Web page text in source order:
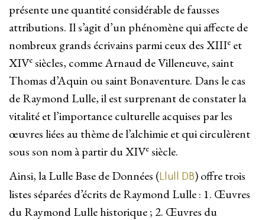
présente une quantité considérable de fausses
attributions. Il s’agit d’un phénomène qui affecte de
nombreux grands écrivains parmi ceux des XIIIe et
XIVe siècles, comme Arnaud de Villeneuve, saint
Thomas d’Aquin ou saint Bonaventure. Dans le cas
de Raymond Lulle, il est surprenant de constater la
vitalité et l’importance culturelle acquises par les
œuvres liées au thème de l’alchimie et qui circulèrent
sous son nom à partir du XIVe siècle.
Ainsi, la Lulle Base de Données (Llull DB) offre trois
listes séparées d’écrits de Raymond Lulle : 1. Œuvres
du Raymond Lulle historique ; 2. Œuvres du